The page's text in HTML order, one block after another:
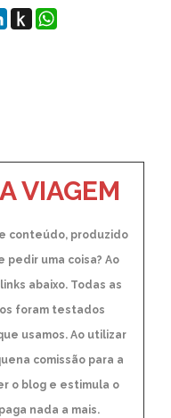
LinkedIn
Push
to
WhatsApp
VIAGEM
conteúdo, produzido
pedir uma coisa? Ao
abaixo. Todas as
foram testados
usamos. Ao utilizar
comissão para a
o blog e estimula o
nada a mais.